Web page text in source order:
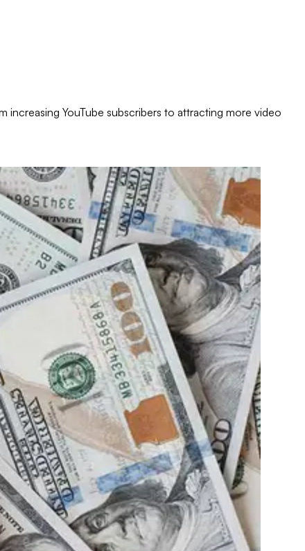
increasing YouTube subscribers to attracting more video